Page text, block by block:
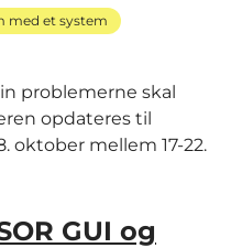
med et system
problemerne skal
opdateres til
oktober mellem 17-22.
GUI og